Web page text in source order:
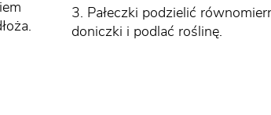
3. Pałeczki podzielić
doniczki i podlać roślinę.